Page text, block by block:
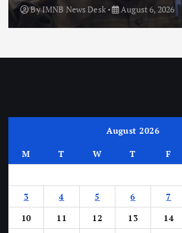
ByIMNB News Desk August 6, 2026
August 2026
M T W T F
3
4 5 6 7
10
11 12 13 14